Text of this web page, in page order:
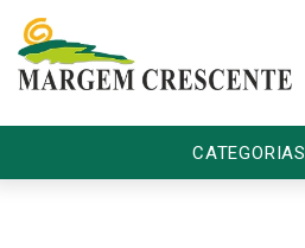
CATEGORIAS